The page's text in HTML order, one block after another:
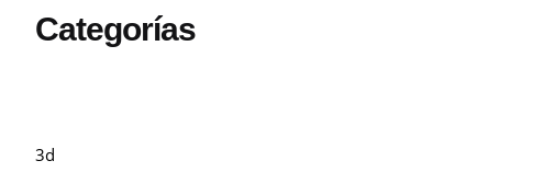
Categorías
3d